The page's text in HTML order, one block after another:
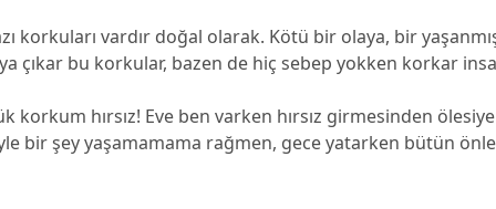
korkuları vardır doğal olarak. Kötü bir olaya, bir
çıkar bu korkular, bazen de hiç sebep yokken korkar
korkum hırsız! Eve ben varken hırsız girmesinden
bir şey yaşamamama rağmen, gece yatarken bütün